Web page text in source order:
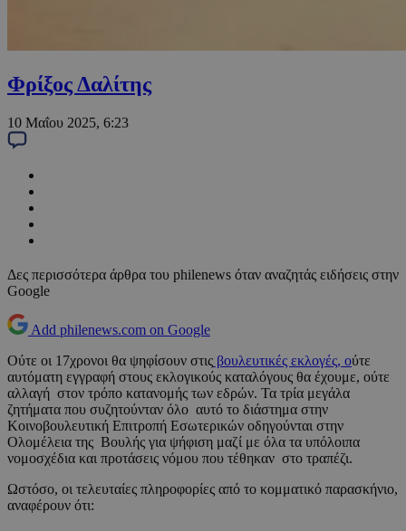
Φρίξος Δαλίτης
10 Μαΐου 2025, 6:23
Δες περισσότερα άρθρα του philenews όταν αναζητάς ειδήσεις στην
Google
Add philenews.com on Google
Ούτε οι 17χρονοι θα ψηφίσουν στις βουλευτικές εκλογές, ούτε
αυτόματη εγγραφή στους εκλογικούς καταλόγους θα έχουμε, ούτε
αλλαγή στον τρόπο κατανομής των εδρών. Τα τρία μεγάλα
ζητήματα που συζητούνταν όλο αυτό το διάστημα στην
Κοινοβουλευτική Επιτροπή Εσωτερικών οδηγούνται στην
Ολομέλεια της Βουλής για ψήφιση μαζί με όλα τα υπόλοιπα
νομοσχέδια και προτάσεις νόμου που τέθηκαν στο τραπέζι.
Ωστόσο, οι τελευταίες πληροφορίες από το κομματικό παρασκήνιο,
αναφέρουν ότι: